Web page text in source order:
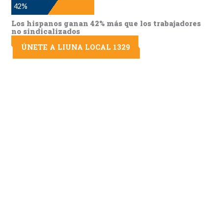
42%
Los hispanos ganan 42% más que los trabajadores
no sindicalizados
ÚNETE A LIUNA LOCAL 1329